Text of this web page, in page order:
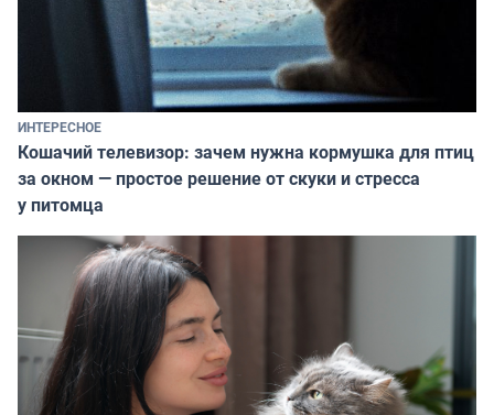
ИНТЕРЕСНОЕ
Кошачий телевизор: зачем нужна кормушка для птиц
за окном — простое решение от скуки и стресса
у питомца